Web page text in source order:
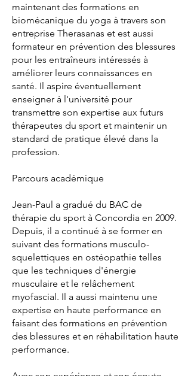
maintenant des formations en
biomécanique du yoga à travers son
entreprise Therasanas et est aussi
formateur en prévention des blessures
pour les entraîneurs intéressés à
améliorer leurs connaissances en
santé. Il aspire éventuellement
enseigner à l'université pour
transmettre son expertise aux futurs
thérapeutes du sport et maintenir un
standard de pratique élevé dans la
profession.
Parcours académique
Jean-Paul a gradué du BAC de
thérapie du sport à Concordia en 2009.
Depuis, il a continué à se former en
suivant des formations musculo-
squelettiques en ostéopathie telles
que les techniques d'énergie
musculaire et le relâchement
myofascial. Il a aussi maintenu une
expertise en haute performance en
faisant des formations en prévention
des blessures et en réhabilitation haute
performance.